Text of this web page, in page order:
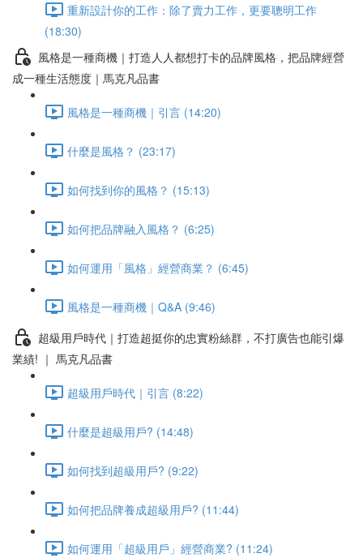
重新設計你的工作：除了賣力工作，更要聰明工作
(18:30)
風格是一種商機｜打造人人都想打卡的品牌風格，把品牌經營
成一種生活態度｜馬克凡品書
風格是一種商機｜引言 (14:20)
什麼是風格？ (23:17)
如何找到你的風格？ (15:13)
如何把品牌融入風格？ (6:25)
如何運用「風格」經營商業？ (6:45)
風格是一種商機｜Q&A (9:46)
超級用戶時代｜打造超挺你的忠實粉絲群，不打廣告也能引爆
業績! ｜ 馬克凡品書
超級用戶時代｜引言 (8:22)
什麼是超級用戶? (14:48)
如何找到超級用戶? (9:22)
如何把品牌養成超級用戶? (11:44)
如何運用「超級用戶」經營商業? (11:24)